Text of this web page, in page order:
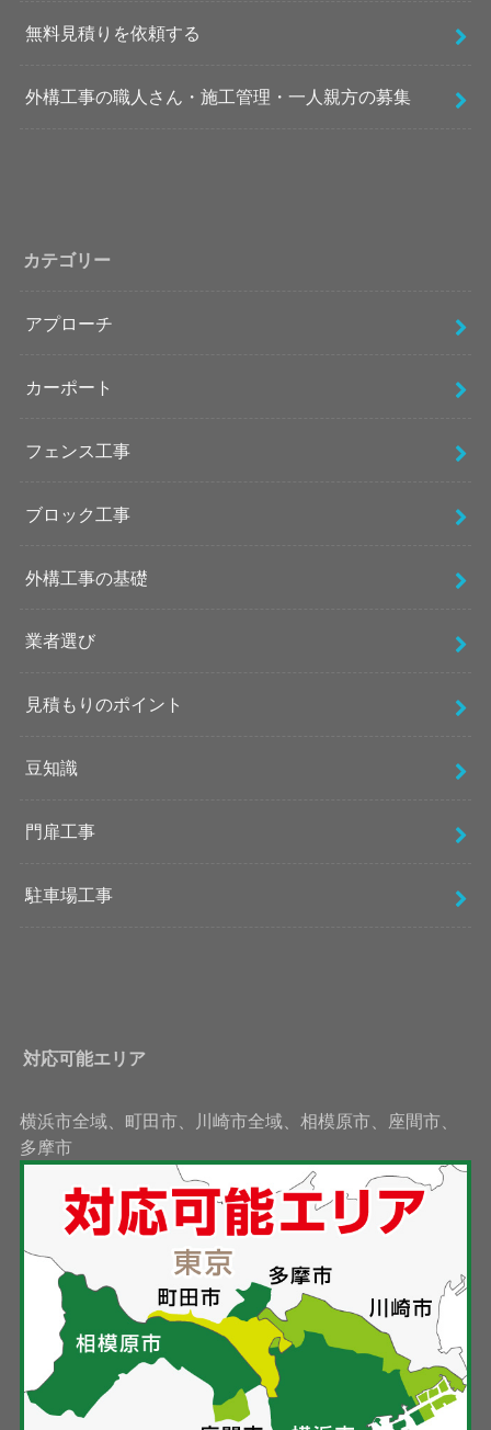
無料見積りを依頼する
外構工事の職人さん・施工管理・一人親方の募集
カテゴリー
アプローチ
カーポート
フェンス工事
ブロック工事
外構工事の基礎
業者選び
見積もりのポイント
豆知識
門扉工事
駐車場工事
対応可能エリア
横浜市全域、町田市、川崎市全域、相模原市、座間市、
多摩市